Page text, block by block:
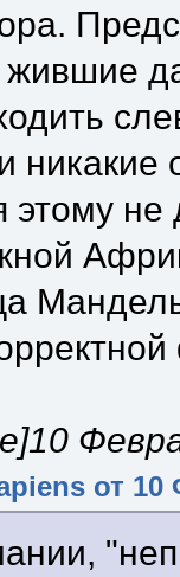
жившие
этому
от 10